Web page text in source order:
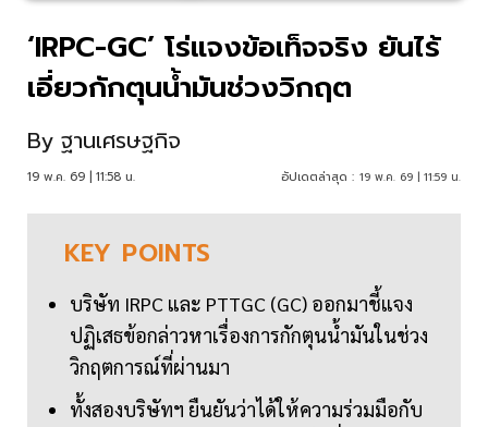
‘IRPC-GC’ โร่แจงข้อเท็จจริง ยันไร้
เอี่ยวกักตุนน้ำมันช่วงวิกฤต
By ฐานเศรษฐกิจ
19 พ.ค. 69 | 11:58 น. อัปเดตล่าสุด : 19 พ.ค. 69 | 11:59 น.
KEY POINTS
บริษัท IRPC และ PTTGC (GC) ออกมาชี้แจง
ปฏิเสธข้อกล่าวหาเรื่องการกักตุนน้ำมันในช่วง
วิกฤตการณ์ที่ผ่านมา
ทั้งสองบริษัทฯ ยืนยันว่าได้ให้ความร่วมมือกับ